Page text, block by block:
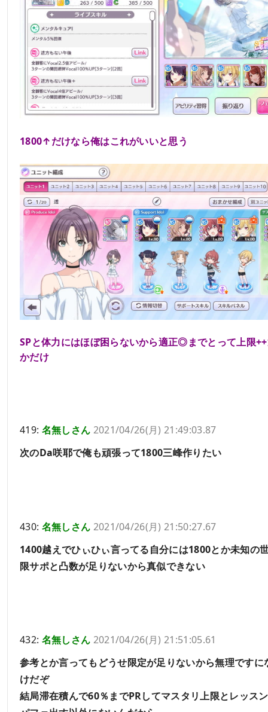
1800↑だけなら俺はこれがいいと思う
SPと体力にはほぼ困らないから適正◎までとって上限
かだけ
419: 名無しさん 2021/04/26(月) 21:49:03.87
次のDa咲耶で俺も頑張って1800三峰作りたい
430: 名無しさん 2021/04/26(月) 21:50:27.67
1400越えでひぃひぃ言ってる自分には1800とか未知の
限サポと凸数が足りないから真似できない
432: 名無しさん 2021/04/26(月) 21:51:05.61
参考とか言ってもどうせ限定が足りないから無理ですに
けだぞ
結局滞在積んで60％までPRしてマスタリ上限とレッス